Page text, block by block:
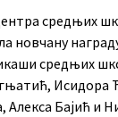
средњих
новчану
средњих
Исидора
Бајић и